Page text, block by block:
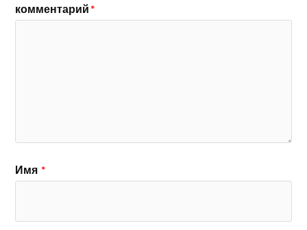
комментарий*
Имя *